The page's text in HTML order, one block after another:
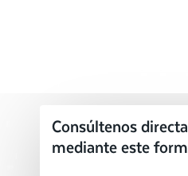
Consúltenos
mediante este